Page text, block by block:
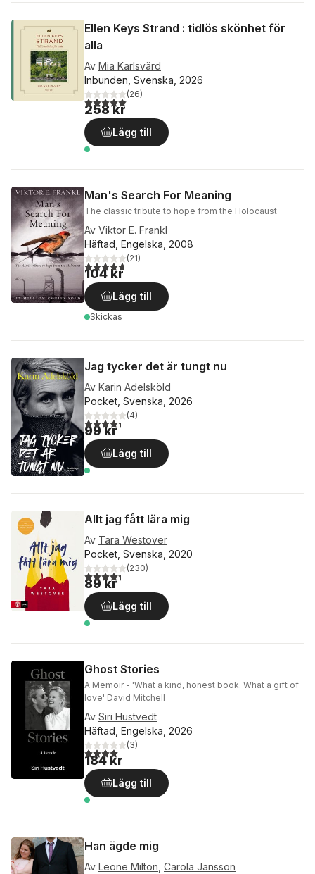
Ellen Keys Strand : tidlös skönhet för
alla
Av Mia Karlsvärd
Inbunden, Svenska, 2026
5,0utav 5 stjärnor. Totalt antal röster:
(26)
258 kr
Lägg till
Man's Search For Meaning
The classic tribute to hope from the Holocaust
Av Viktor E. Frankl
Häftad, Engelska, 2008
4,7utav 5 stjärnor. Totalt antal röster:
(21)
104 kr
Lägg till
Skickas
Jag tycker det är tungt nu
Av Karin Adelsköld
Pocket, Svenska, 2026
4,3utav 5 stjärnor. Totalt antal röster:
(4)
99 kr
Lägg till
Allt jag fått lära mig
Av Tara Westover
Pocket, Svenska, 2020
4,3utav 5 stjärnor. Totalt antal röster:
(230)
89 kr
Lägg till
Ghost Stories
A Memoir - 'What a kind, honest book. What a gift of
love' David Mitchell
Av Siri Hustvedt
Häftad, Engelska, 2026
4,0utav 5 stjärnor. Totalt antal röster:
(3)
184 kr
Lägg till
Han ägde mig
Av Leone Milton Carola Jansson